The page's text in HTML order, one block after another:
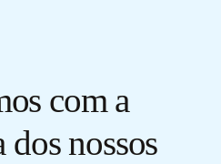
com a
dos nossos